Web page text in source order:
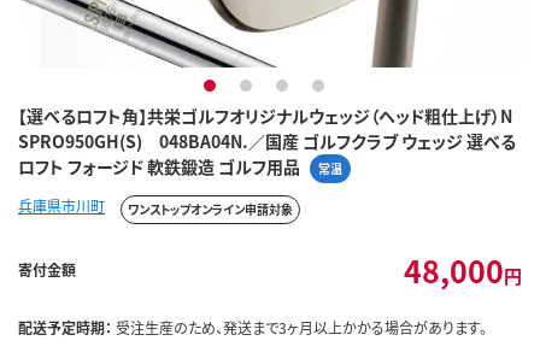
【選べるロフト角】共栄ゴルフオリジナルウェッジ（ヘッド粗仕上げ）N
SPRO950GH(S) 048BA04N.／国産 ゴルフクラブ ウェッジ 選べる
ロフト フォージド 軟鉄鍛造 ゴルフ用品
常温
1 2 3 4
兵庫県市川町 ワンストップオンライン申請対象
寄付金額 48,000円
配送予定時期： 受注生産のため、発送まで3ヶ月以上かかる場合があります。